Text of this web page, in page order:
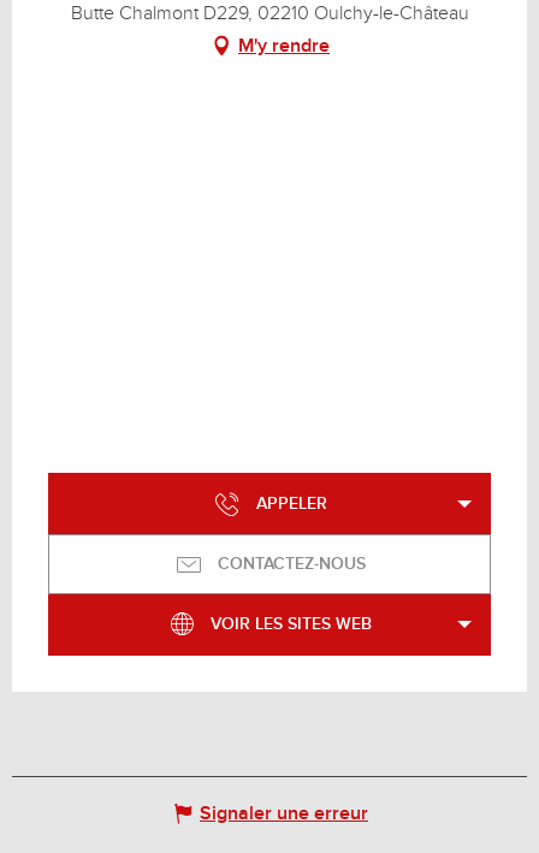
Butte Chalmont D229, 02210 Oulchy-le-Château
M'y rendre
APPELER
CONTACTEZ-NOUS
VOIR LES SITES WEB
Signaler une erreur